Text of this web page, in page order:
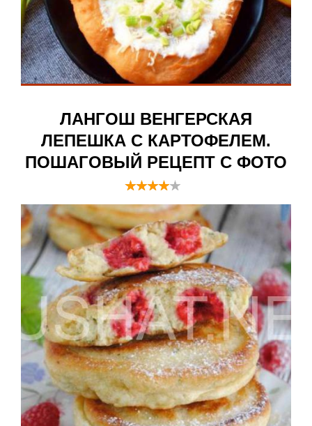
ЛАНГОШ ВЕНГЕРСКАЯ
ЛЕПЕШКА С КАРТОФЕЛЕМ.
ПОШАГОВЫЙ РЕЦЕПТ С ФОТО